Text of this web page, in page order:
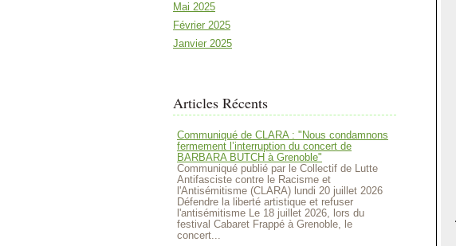
Mai 2025
Février 2025
Janvier 2025
Articles Récents
Communiqué de CLARA : "Nous condamnons
fermement l’interruption du concert de
BARBARA BUTCH à Grenoble"
Communiqué publié par le Collectif de Lutte
Antifasciste contre le Racisme et
l'Antisémitisme (CLARA) lundi 20 juillet 2026
Défendre la liberté artistique et refuser
l'antisémitisme Le 18 juillet 2026, lors du
festival Cabaret Frappé à Grenoble, le
concert...